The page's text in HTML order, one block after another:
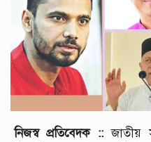
নিজস্ব প্রতিবেদক ::জাতীয়